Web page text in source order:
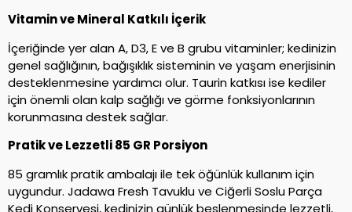
Vitamin ve Mineral Katkılı İçerik
İçeriğinde yer alan A, D3, E ve B grubu vitaminler; kedinizin
genel sağlığının, bağışıklık sisteminin ve yaşam enerjisinin
desteklenmesine yardımcı olur. Taurin katkısı ise kediler
için önemli olan kalp sağlığı ve görme fonksiyonlarının
korunmasına destek sağlar.
Pratik ve Lezzetli 85 GR Porsiyon
85 gramlık pratik ambalajı ile tek öğünlük kullanım için
uygundur. Jadawa Fresh Tavuklu ve Ciğerli Soslu Parça
Kedi Konservesi, kedinizin günlük beslenmesinde lezzetli,